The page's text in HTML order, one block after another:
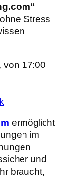
Stress
von 17:00
ermöglicht
im
und
braucht,